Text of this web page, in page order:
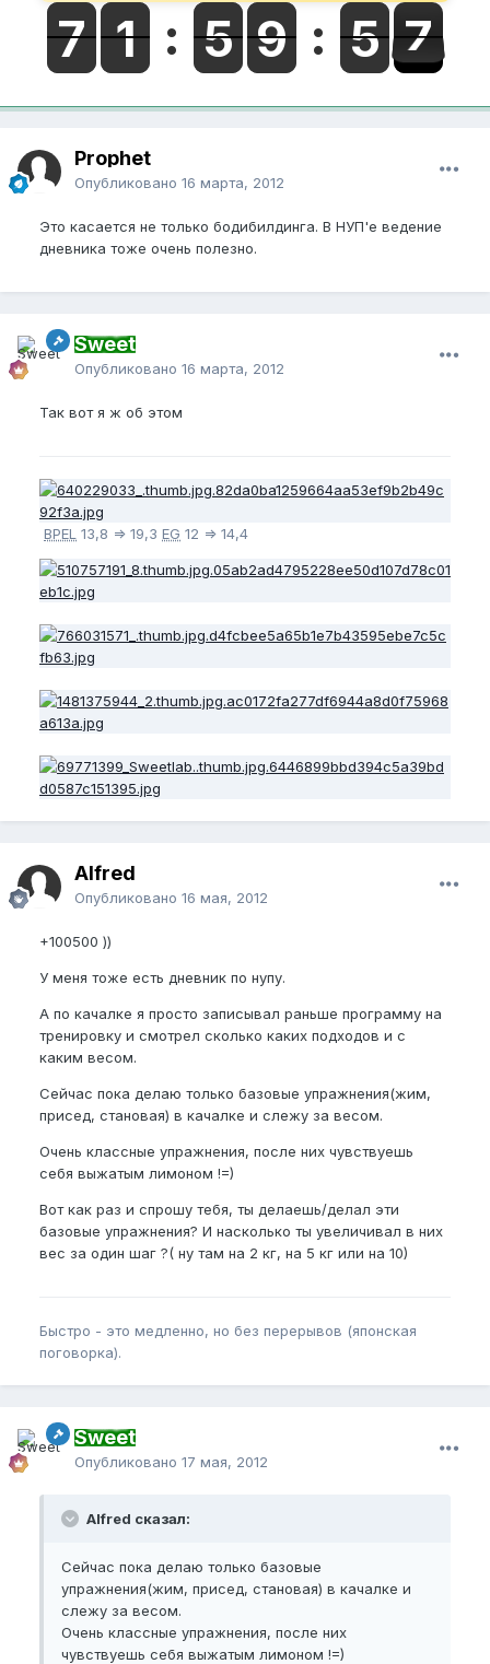
Prophet
Опубликовано 16 марта, 2012
Это касается не только бодибилдинга. В НУП'е ведение
дневника тоже очень полезно.
Sweet
Опубликовано 16 марта, 2012
Так вот я ж об этом
BPEL 13,8 => 19,3 EG 12 => 14,4
Alfred
Опубликовано 16 мая, 2012
+100500 ))
У меня тоже есть дневник по нупу.
А по качалке я просто записывал раньше программу на
тренировку и смотрел сколько каких подходов и с
каким весом.
Сейчас пока делаю только базовые упражнения(жим,
присед, становая) в качалке и слежу за весом.
Очень классные упражнения, после них чувствуешь
себя выжатым лимоном !=)
Вот как раз и спрошу тебя, ты делаешь/делал эти
базовые упражнения? И насколько ты увеличивал в них
вес за один шаг ?( ну там на 2 кг, на 5 кг или на 10)
Быстро - это медленно, но без перерывов (японская
поговорка).
Sweet
Опубликовано 17 мая, 2012
Alfred сказал:
Сейчас пока делаю только базовые
упражнения(жим, присед, становая) в качалке и
слежу за весом.
Очень классные упражнения, после них
чувствуешь себя выжатым лимоном !=)